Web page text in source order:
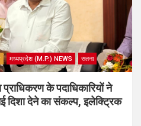
मध्यप्रदेश (M.P.) NEWS सतना
के पदाधिकारियों ने
दिशा देने का संकल्प, इलेक्ट्रिक